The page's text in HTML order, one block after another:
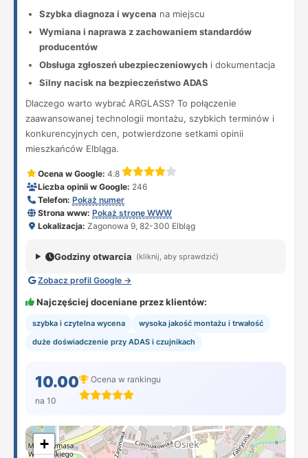
Szybka diagnoza i wycena na miejscu
Wymiana i naprawa z zachowaniem standardów
producentów
Obsługa zgłoszeń ubezpieczeniowych i dokumentacja
Silny nacisk na bezpieczeństwo ADAS
Dlaczego warto wybrać ARGLASS? To połączenie
zaawansowanej technologii montażu, szybkich terminów i
konkurencyjnych cen, potwierdzone setkami opinii
mieszkańców Elbląga.
Ocena w Google: 4.8
Liczba opinii w Google: 246
Telefon: Pokaż numer
Strona www: Pokaż stronę WWW
Lokalizacja: Zagonowa 9, 82-300 Elbląg
Godziny otwarcia (kliknij, aby sprawdzić)
Zobacz profil Google →
Najczęściej doceniane przez klientów:
szybka i czytelna wycena
wysoka jakość montażu i trwałość
duże doświadczenie przy ADAS i czujnikach
10.00
na 10
Ocena w rankingu
+